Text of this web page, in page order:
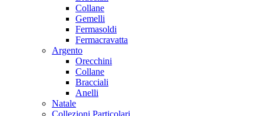
Collane
Gemelli
Fermasoldi
Fermacravatta
Argento
Orecchini
Collane
Bracciali
Anelli
Natale
Collezioni Particolari